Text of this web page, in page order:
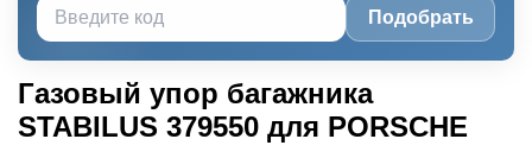
Подобрать
Газовый упор багажника
STABILUS 379550 для PORSCHE